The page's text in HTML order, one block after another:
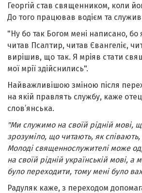
Георгій став священником, коли
До того працював водієм та служив
"Ну бо так Богом мені написано, бо
читав Псалтир, читав Євангеліє,
вирішив, що так. Я мріяв стати
мої мрії здійснились".
Найважливішою зміною після
на якій правлять службу, каже
слов’янська.
"Ми служимо на своїй рідній мові,
зрозуміло, що читають, як
Молоді священнослужителі може
на своїй рідній українській мові, а
було переходити, тому мені було
Радуляк каже, з переходом